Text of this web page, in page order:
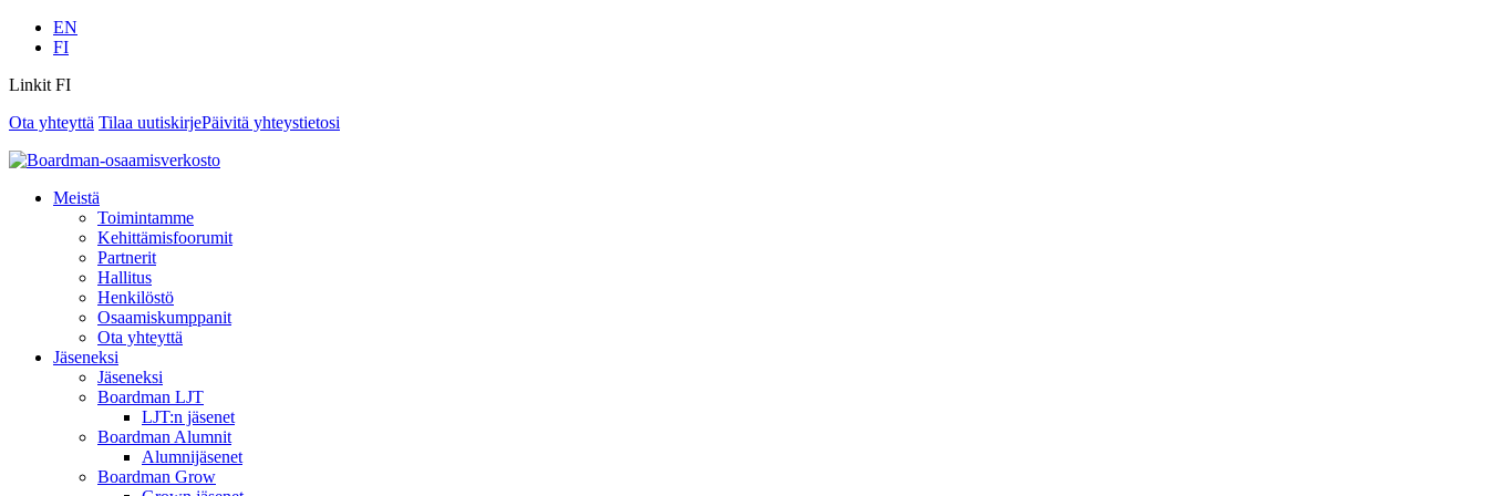
EN
FI
Linkit FI
Ota yhteyttä Tilaa uutiskirjePäivitä yhteystietosi
Meistä
Toimintamme
Kehittämisfoorumit
Partnerit
Hallitus
Henkilöstö
Osaamiskumppanit
Ota yhteyttä
Jäseneksi
Jäseneksi
Boardman LJT
LJT:n jäsenet
Boardman Alumnit
Alumnijäsenet
Boardman Grow